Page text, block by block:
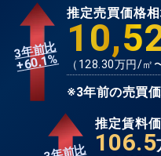
3年前比
+60.1%
推定売買価格
（ 128.30万円/㎡
※3年前の売買
推定賃料
106.5